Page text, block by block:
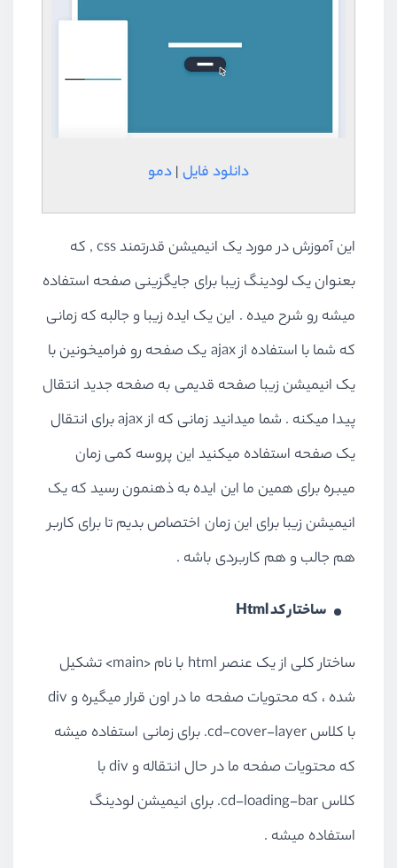
دانلود فایل |دمو
این آموزش در مورد یک انیمیشن قدرتمند css , که
بعنوان یک لودینگ زیبا برای جایگزینی صفحه استفاده
میشه رو شرح میده . این یک ایده زیبا و جالبه که زمانی
که شما با استفاده از ajax یک صفحه رو فرامیخونین با
یک انیمیشن زیبا صفحه قدیمی به صفحه جدید انتقال
پیدا میکنه . شما میدانید زمانی که از ajax برای انتقال
یک صفحه استفاده میکنید این پروسه کمی زمان
میبره برای همین ما این ایده به ذهنمون رسید که یک
انیمیشن زیبا برای این زمان اختصاص بدیم تا برای کاربر
هم جالب و هم کاربردی باشه .
ساختار کد Html
ساختار کلی از یک عنصر html با نام <main> تشکیل
شده ، که محتویات صفحه ما در اون قرار میگیره و div
با کلاس.cd-cover-layerبرای زمانی استفاده میشه
که محتویات صفحه ما در حال انتقاله و div با
کلاس.cd-loading-barبرای انیمیشن لودینگ
استفاده میشه .